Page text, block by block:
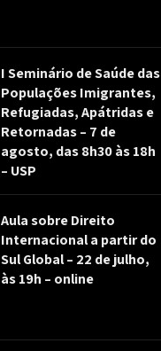
I Seminário de Saúde das
Populações Imigrantes,
Refugiadas, Apátridas e
Retornadas – 7 de
agosto, das 8h30 às 18h
– USP
Aula sobre Direito
Internacional a partir do
Sul Global – 22 de julho,
às 19h – online